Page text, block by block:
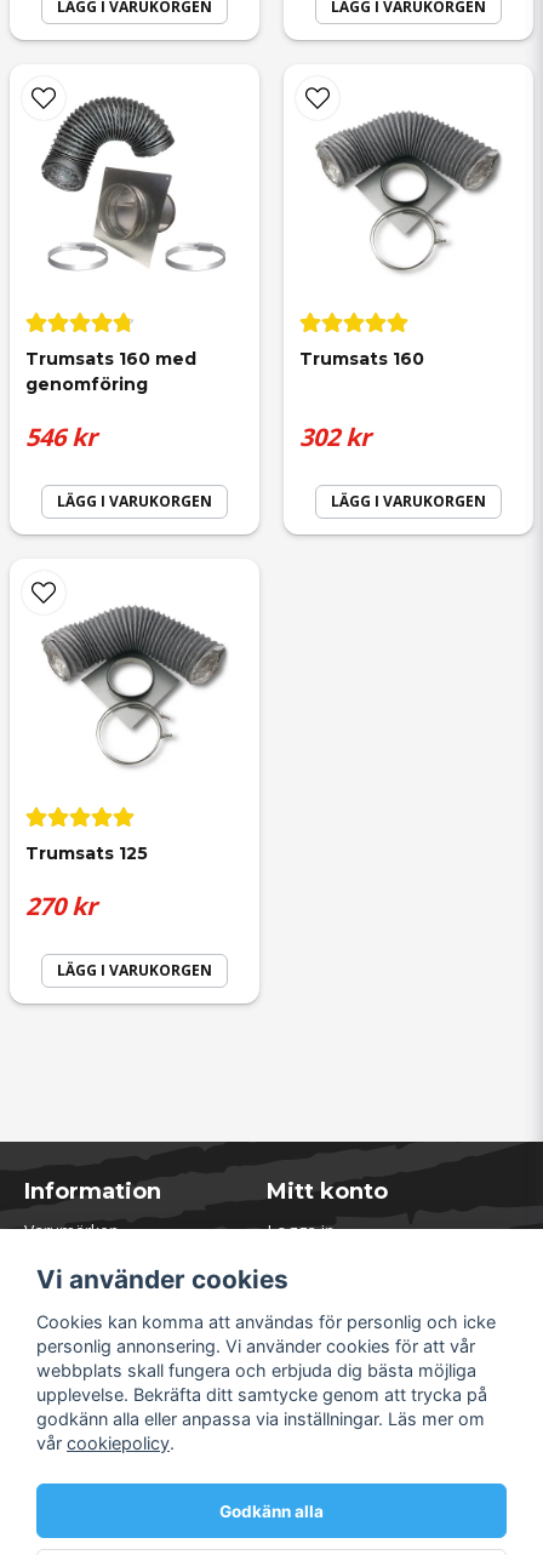
Skicka fråga
LÄGG I VARUKORGEN LÄGG I VARUKORGEN
Trumsats 160 med
genomföring
546 kr
LÄGG I VARUKORGEN
Trumsats 160
302 kr
LÄGG I VARUKORGEN
Trumsats 125
270 kr
LÄGG I VARUKORGEN
Information
Varumärken
Kontakta oss
Öppettider Lager
Om Soliduct
Soliduct & Ventilation.se
Informationssidor
Returer
Villkor & Policy
Mitt konto
Logga in
Glömt lösenord?
Säkra betalningar
Vi använder cookies
Cookies kan komma att användas för personlig och icke
personlig annonsering. Vi använder cookies för att vår
webbplats skall fungera och erbjuda dig bästa möjliga
upplevelse. Bekräfta ditt samtycke genom att trycka på
godkänn alla eller anpassa via inställningar. Läs mer om
vår cookiepolicy.
Godkänn alla